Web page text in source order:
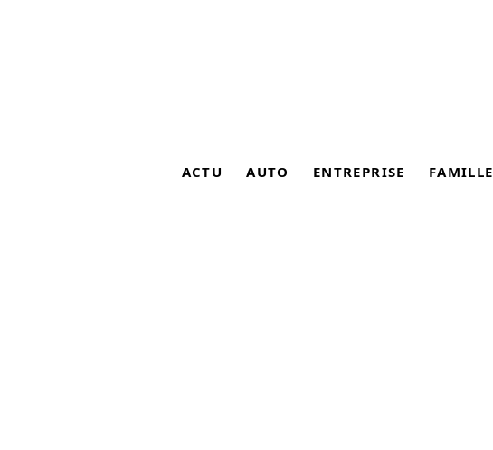
ACTU AUTO ENTREPRISE FAMILLE